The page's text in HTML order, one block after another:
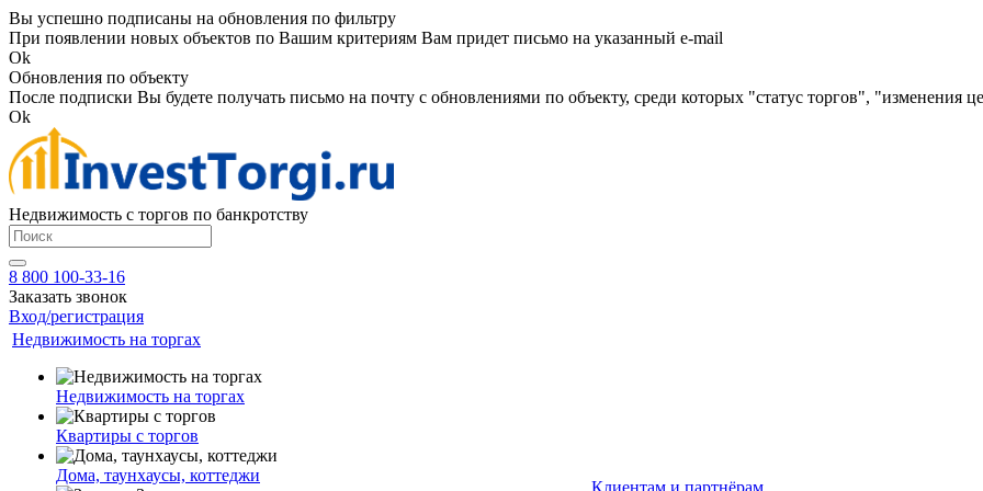
Вы успешно подписаны на обновления по фильтру
При появлении новых объектов по Вашим критериям Вам придет письмо на указанный e-mail
Ok
Обновления по объекту
После подписки Вы будете получать письмо на почту с обновлениями по объекту, среди которых "статус торгов", "изменения
Ok
Недвижимость с торгов по банкротству
8 800 100-33-16
Заказать звонок
Вход/регистрация
Недвижимость на торгах
Недвижимость на торгах
Квартиры с торгов
Дома, таунхаусы, коттеджи
Клиентам и партнёрам